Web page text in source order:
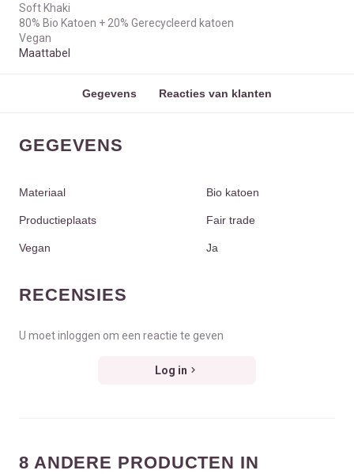
Soft Khaki
80% Bio Katoen + 20% Gerecycleerd katoen
Vegan
Maattabel
Gegevens Reacties van klanten
GEGEVENS
Materiaal Bio katoen
Productieplaats Fair trade
Vegan Ja
RECENSIES
U moet inloggen om een reactie te geven
Log in
8 ANDERE PRODUCTEN IN